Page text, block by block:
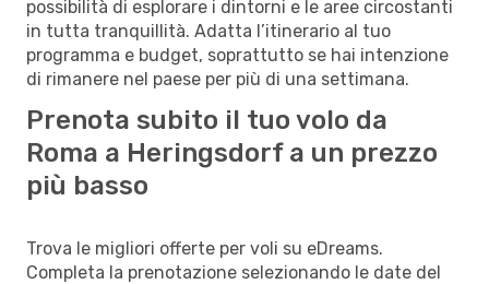
possibilità di esplorare i dintorni e le aree circostanti
in tutta tranquillità. Adatta l’itinerario al tuo
programma e budget, soprattutto se hai intenzione
di rimanere nel paese per più di una settimana.
Prenota subito il tuo volo da
Roma a Heringsdorf a un prezzo
più basso
Trova le migliori offerte per voli su eDreams.
Completa la prenotazione selezionando le date del